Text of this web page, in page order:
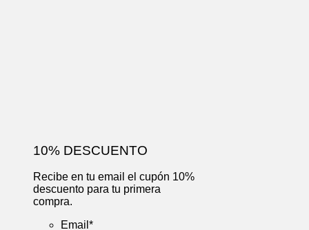
10% DESCUENTO
Recibe en tu email el cupón 10%
descuento para tu primera
compra.
Email *